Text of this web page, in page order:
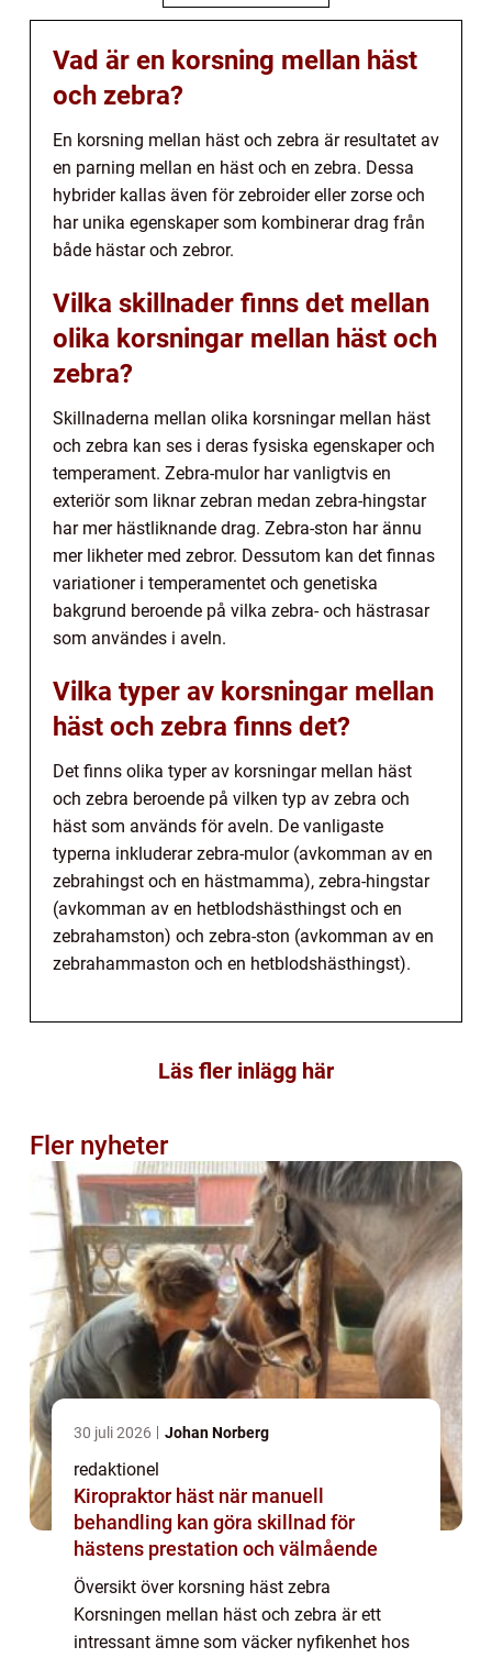
Vad är en korsning mellan häst
och zebra?
En korsning mellan häst och zebra är resultatet av
en parning mellan en häst och en zebra. Dessa
hybrider kallas även för zebroider eller zorse och
har unika egenskaper som kombinerar drag från
både hästar och zebror.
Vilka skillnader finns det mellan
olika korsningar mellan häst och
zebra?
Skillnaderna mellan olika korsningar mellan häst
och zebra kan ses i deras fysiska egenskaper och
temperament. Zebra-mulor har vanligtvis en
exteriör som liknar zebran medan zebra-hingstar
har mer hästliknande drag. Zebra-ston har ännu
mer likheter med zebror. Dessutom kan det finnas
variationer i temperamentet och genetiska
bakgrund beroende på vilka zebra- och hästrasar
som användes i aveln.
Vilka typer av korsningar mellan
häst och zebra finns det?
Det finns olika typer av korsningar mellan häst
och zebra beroende på vilken typ av zebra och
häst som används för aveln. De vanligaste
typerna inkluderar zebra-mulor (avkomman av en
zebrahingst och en hästmamma), zebra-hingstar
(avkomman av en hetblodshästhingst och en
zebrahamston) och zebra-ston (avkomman av en
zebrahammaston och en hetblodshästhingst).
Läs fler inlägg här
Fler nyheter
30 juli 2026 Johan Norberg
redaktionel
Kiropraktor häst när manuell
behandling kan göra skillnad för
hästens prestation och välmående
Översikt över korsning häst zebra
Korsningen mellan häst och zebra är ett
intressant ämne som väcker nyfikenhet hos